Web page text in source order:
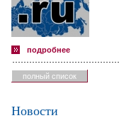
подробнее
полный список
Новости